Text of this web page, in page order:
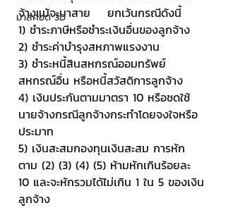
มาสคอต 3D
จ้างแม้จะมาสาย    ยกเว้นกรณีดังนี้
1) ชำระภาษีหรือชำระเงินอื่นของลูกจ้าง
2) ชำระค่าบำรุงสหภาพแรงงาน
3) ชำระหนี้สินสหกรณ์ออมทรัพย์
สหกรณ์อื่น หรือหนี้สวัสดิการลูกจ้าง
4) เงินประกันตามมาตรา 10 หรือชดใช้
นายจ้างกรณีลูกจ้างกระทำโดยจงใจหรือ
ประมาท
5) เงินสะสมกองทุนเงินสะสม การหัก
ตาม (2) (3) (4) (5) ห้ามหักเกินร้อยละ
10 และจะหักรวมได้ไม่เกิน 1 ใน 5 ของเงิน
ลูกจ้าง